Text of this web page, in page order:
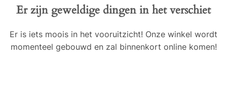
Er zijn geweldige dingen in het verschiet
Er is iets moois in het vooruitzicht! Onze winkel wordt
momenteel gebouwd en zal binnenkort online komen!